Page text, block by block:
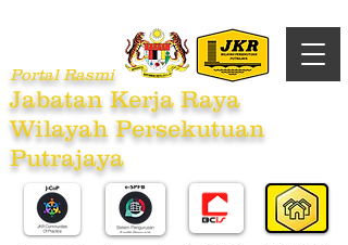
Portal Rasmi
Jabatan Kerja Raya
Wilayah Persekutuan
Putrajaya